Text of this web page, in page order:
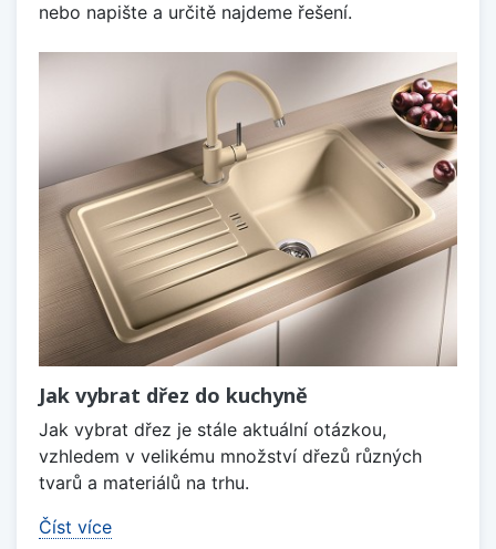
nebo napište a určitě najdeme řešení.
Jak vybrat dřez do kuchyně
Jak vybrat dřez je stále aktuální otázkou,
vzhledem v velikému množství dřezů různých
tvarů a materiálů na trhu.
Číst více